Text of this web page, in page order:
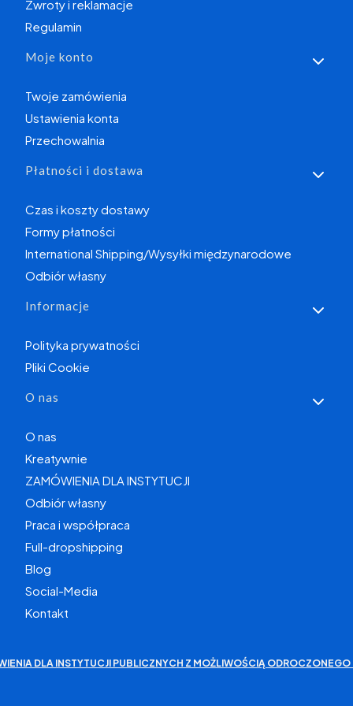
Zwroty i reklamacje
Regulamin
Moje konto
Twoje zamówienia
Ustawienia konta
Przechowalnia
Płatności i dostawa
Czas i koszty dostawy
Formy płatności
International Shipping/Wysyłki międzynarodowe
Odbiór własny
Informacje
Polityka prywatności
Pliki Cookie
O nas
O nas
Kreatywnie
ZAMÓWIENIA DLA INSTYTUCJI
Odbiór własny
Praca i współpraca
Full-dropshipping
Blog
Social-Media
Kontakt
DLA INSTYTUCJI PUBLICZNYCH Z MOŻLIWOŚCIĄ ODROCZONEGO